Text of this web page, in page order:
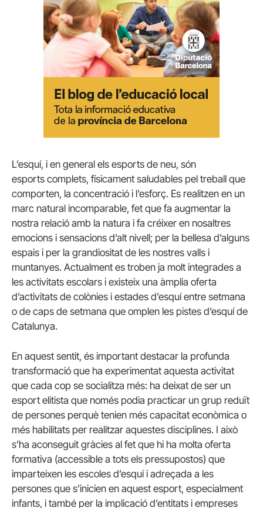
L’esquí, i en general els esports de neu, són
esports complets, físicament saludables pel treball que
comporten, la concentració i l’esforç. Es realitzen en un
marc natural incomparable, fet que fa augmentar la
nostra relació amb la natura i fa créixer en nosaltres
emocions i sensacions d’alt nivell; per la bellesa d’alguns
espais i per la grandiositat de les nostres valls i
muntanyes. Actualment es troben ja molt integrades a
les activitats escolars i existeix una àmplia oferta
d’activitats de colònies i estades d’esquí entre setmana
o de caps de setmana que omplen les pistes d’esquí de
Catalunya.
En aquest sentit, és important destacar la profunda
transformació que ha experimentat aquesta activitat
que cada cop se socialitza més: ha deixat de ser un
esport elitista que només podia practicar un grup reduït
de persones perquè tenien més capacitat econòmica o
més habilitats per realitzar aquestes disciplines. I això
s’ha aconseguit gràcies al fet que hi ha molta oferta
formativa (accessible a tots els pressupostos) que
imparteixen les escoles d’esquí i adreçada a les
persones que s’inicien en aquest esport, especialment
infants, i també per la implicació d’entitats i empreses